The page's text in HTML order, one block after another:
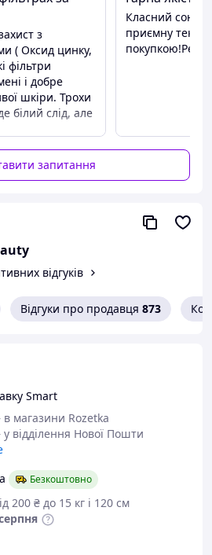
рівень захисту
спектру (UVA + UVB)
шкіри
бар’єр
Eczema Association
6%– мінеральний UV-фільтр
UV-фільтр
шкіру
або після купання/
використання як
з
( Оксид цинку,
фільтри
і добре
шкіри. Трохи
білий слід, але
нанесенням
Покупкою дуже
Класний
приємну
запитання
відгуків
Відгуки про продавця 873
Smart
магазини Rozetka
відділення Нової Пошти
Безкоштовно
200 ₴ до 15 кг і 120 см